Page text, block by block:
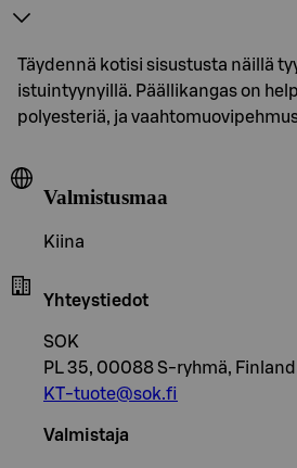
Täydennä kotisi sisustusta näillä
istuintyynyillä. Päällikangas on
polyesteriä, ja
Valmistusmaa
Kiina
Yhteystiedot
SOK
PL 35, 00088 S-ryhmä, Finland
KT-tuote@sok.fi
Valmistaja